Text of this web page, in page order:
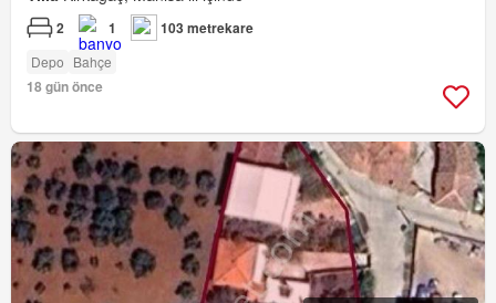
2 1 103 metrekare
Depo Bahçe
18 gün önce